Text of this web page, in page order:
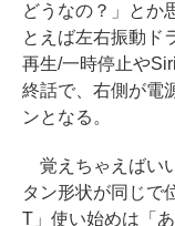
どうなの？」とか
とえば左右振動ド
再生/一時停止や
終話で、右側が電
ンとなる。
覚えちゃえばい
タン形状が同じで
T」使い始めは「